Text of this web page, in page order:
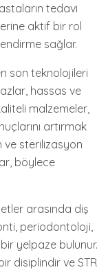
tedavi
aktif bir rol
sağlar.
son teknolojileri
hassas ve
malzemeler,
artırmak
ve sterilizasyon
böylece
arasında diş
periodontoloji,
yelpaze bulunur.
disiplindir ve STR